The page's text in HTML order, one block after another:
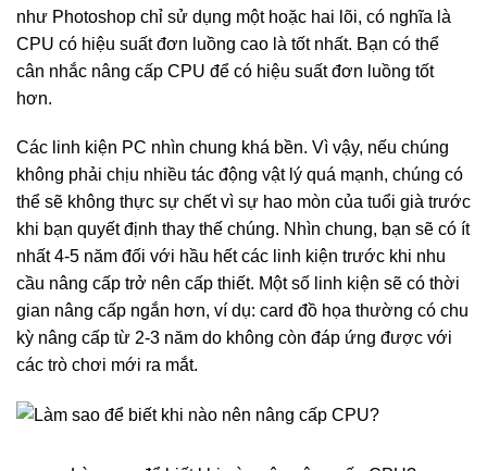
như Photoshop chỉ sử dụng một hoặc hai lõi, có nghĩa là
CPU có hiệu suất đơn luồng cao là tốt nhất. Bạn có thể
cân nhắc nâng cấp CPU để có hiệu suất đơn luồng tốt
hơn.
Các linh kiện PC nhìn chung khá bền. Vì vậy, nếu chúng
không phải chịu nhiều tác động vật lý quá mạnh, chúng có
thể sẽ không thực sự chết vì sự hao mòn của tuổi già trước
khi bạn quyết định thay thế chúng. Nhìn chung, bạn sẽ có ít
nhất 4-5 năm đối với hầu hết các linh kiện trước khi nhu
cầu nâng cấp trở nên cấp thiết. Một số linh kiện sẽ có thời
gian nâng cấp ngắn hơn, ví dụ: card đồ họa thường có chu
kỳ nâng cấp từ 2-3 năm do không còn đáp ứng được với
các trò chơi mới ra mắt.